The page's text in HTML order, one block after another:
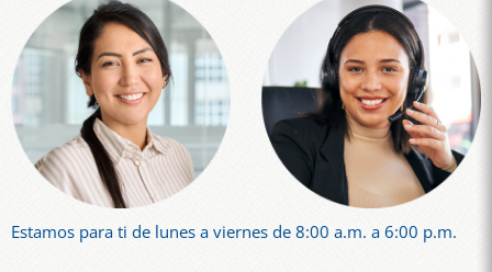
Estamos para ti de lunes a viernes de 8:00 a.m. a 6:00 p.m.